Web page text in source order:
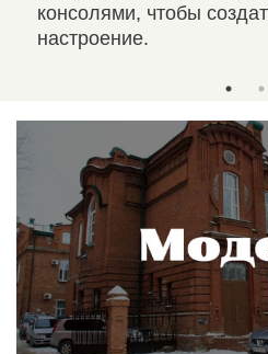
консолями, чтобы
настроение.